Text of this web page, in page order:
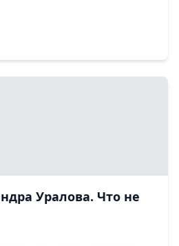
Уралова. Что не